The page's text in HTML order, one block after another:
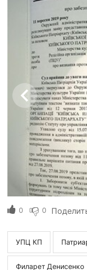
0 0
УПЦ КП
Филарет Денисенко